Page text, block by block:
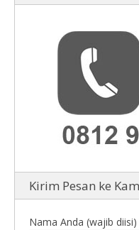
Kirim Pesan ke
Nama Anda (wajib diisi)